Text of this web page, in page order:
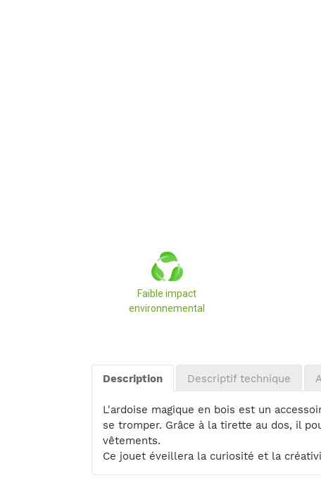
Faible impact
environnemental
produitDescription Descriptif technique
L'ardoise magique en bois est un
se tromper. Grâce à la tirette au dos, il
vêtements.
Ce jouet éveillera la curiosité et la